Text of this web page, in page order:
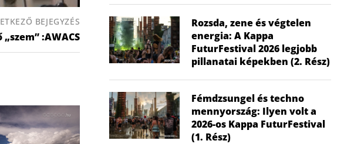
BEJEGYZÉS
:AWACS
Rozsda, zene és végtelen
energia: A Kappa
FuturFestival 2026 legjobb
pillanatai képekben (2. Rész)
Fémdzsungel és techno
mennyország: Ilyen volt a
2026-os Kappa FuturFestival
(1. Rész)